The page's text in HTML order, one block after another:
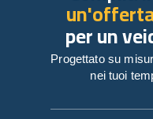
per un
Progettato su
nei tuoi